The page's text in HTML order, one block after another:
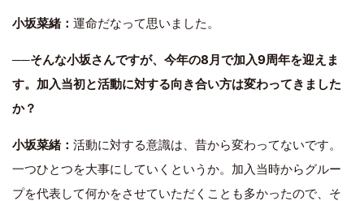
小坂菜緒： 運命だなって思いました。
──そんな小坂さんですが、今年の8月で加入9周年を迎えま
す。加入当初と活動に対する向き合い方は変わってきました
か？
小坂菜緒： 活動に対する意識は、昔から変わってないです。
一つひとつを大事にしていくというか。加入当時からグルー
プを代表して何かをさせていただくことも多かったので、そ